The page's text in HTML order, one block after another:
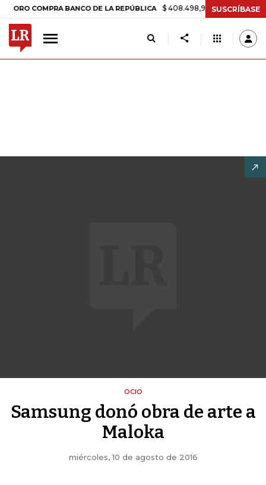
COMPRA BANCO DE LA REPÚBLICA $ 408.498,97 +$ 8.753,81 +2,19%
SUSCRÍBASE
OCIO
Samsung donó obra de arte a
Maloka
miércoles, 10 de agosto de 2016